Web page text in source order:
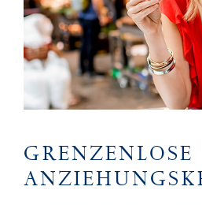
GRENZENLOSE